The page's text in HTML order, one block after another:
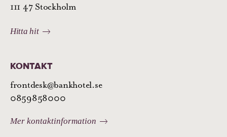
111 47 Stockholm
Hitta hit
KONTAKT
frontdesk@bankhotel.se
0859858000
Mer kontaktinformation